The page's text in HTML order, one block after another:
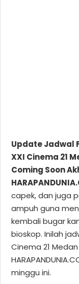
Update Jadwal
XXI Cinema 21
Coming Soon
capek, dan juga
ampuh guna
kembali bugar
bioskop. Inilah
Cinema 21
minggu ini.